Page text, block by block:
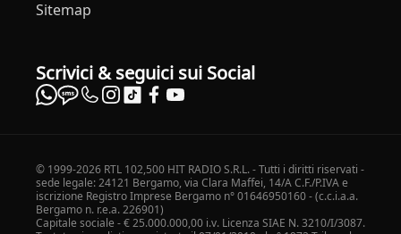
Sitemap
Scrivici & seguici sui Social
© 1999-2026 RTL 102,500 HIT RADIO S.R.L. - Tutti i diritti riservati -
sede legale: 24121 Bergamo, via Clara Maffei, 14/A C.F./P.IVA e
iscrizione Registro Imprese Bergamo n° 01646950160 - (c.c.i.a.a.
Bergamo n. r.e.a. 226901)
Capitale sociale - € 25.000.000,00 i.v. Licenza SIAE N. 3210/I/3087.